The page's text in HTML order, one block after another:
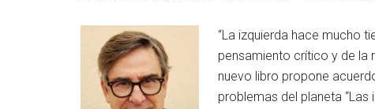
“La izquierda hace mucho
pensamiento crítico y de la
nuevo libro propone
problemas del planeta